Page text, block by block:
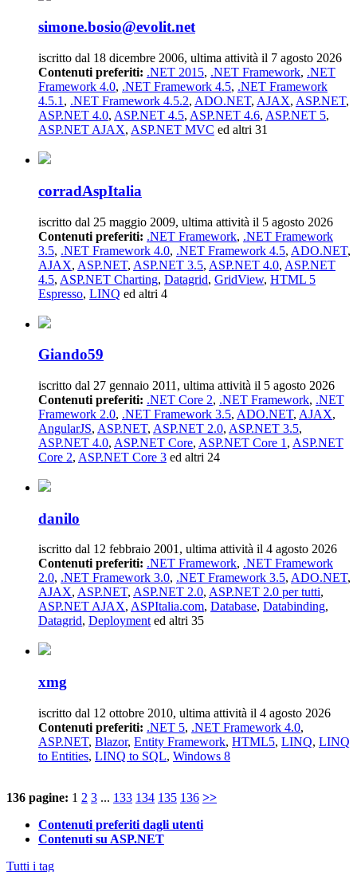
simone.bosio@evolit.net
iscritto dal 18 dicembre 2006, ultima attività il 7 agosto 2026
Contenuti preferiti: .NET 2015, .NET Framework, .NET
Framework 4.0, .NET Framework 4.5, .NET Framework
4.5.1 , .NET Framework 4.5.2, ADO.NET, AJAX, ASP.NET,
ASP.NET 4.0, ASP.NET 4.5, ASP.NET 4.6, ASP.NET 5,
ASP.NET AJAX, ASP.NET MVC ed altri 31
corradAspItalia
iscritto dal 25 maggio 2009, ultima attività il 5 agosto 2026
Contenuti preferiti: .NET Framework, .NET Framework
3.5, .NET Framework 4.0, .NET Framework 4.5, ADO.NET,
AJAX, ASP.NET, ASP.NET 3.5, ASP.NET 4.0, ASP.NET
4.5, ASP.NET Charting, Datagrid, GridView, HTML 5
Espresso, LINQ ed altri 4
Giando59
iscritto dal 27 gennaio 2011, ultima attività il 5 agosto 2026
Contenuti preferiti: .NET Core 2, .NET Framework, .NET
Framework 2.0, .NET Framework 3.5, ADO.NET, AJAX,
AngularJS, ASP.NET, ASP.NET 2.0, ASP.NET 3.5,
ASP.NET 4.0, ASP.NET Core, ASP.NET Core 1 , ASP.NET
Core 2, ASP.NET Core 3 ed altri 24
danilo
iscritto dal 12 febbraio 2001, ultima attività il 4 agosto 2026
Contenuti preferiti: .NET Framework, .NET Framework
2.0, .NET Framework 3.0, .NET Framework 3.5, ADO.NET,
AJAX, ASP.NET, ASP.NET 2.0, ASP.NET 2.0 per tutti,
ASP.NET AJAX, ASPItalia.com, Database, Databinding,
Datagrid, Deploymented altri 35
xmg
iscritto dal 12 ottobre 2010, ultima attività il 4 agosto 2026
Contenuti preferiti: .NET 5, .NET Framework 4.0,
ASP.NET, Blazor, Entity Framework, HTML5, LINQ, LINQ
to Entities, LINQ to SQL, Windows 8
136 pagine: 1 2 3 ... 133 134 135 136 >>
Contenuti preferiti dagli utenti
Contenuti su ASP.NET
Tutti i tag